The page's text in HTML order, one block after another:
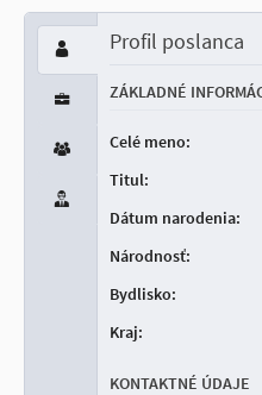
Profil poslanca
ZÁKLADNÉ
Celé meno:
Titul:
Dátum narodenia:
Národnosť:
Bydlisko:
Kraj:
KONTAKTNÉ ÚDAJE